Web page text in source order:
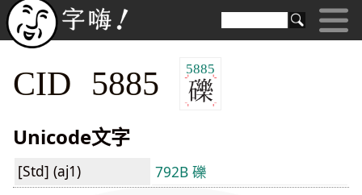
CID 5885 5885
Unicode文字
[Std] (aj1) 792B 礫